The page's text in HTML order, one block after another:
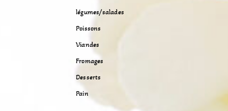
légumes/salades
Poissons
Viandes
Fromages
Desserts
Pain